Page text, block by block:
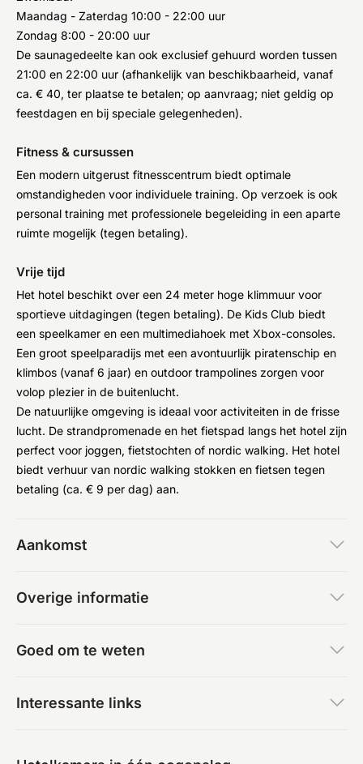
Maandag - Zaterdag 10:00 - 22:00 uur
Zondag 8:00 - 20:00 uur
De saunagedeelte kan ook exclusief gehuurd worden tussen
21:00 en 22:00 uur (afhankelijk van beschikbaarheid, vanaf
ca. € 40, ter plaatse te betalen; op aanvraag; niet geldig op
feestdagen en bij speciale gelegenheden).
Fitness & cursussen
Een modern uitgerust fitnesscentrum biedt optimale
omstandigheden voor individuele training. Op verzoek is ook
personal training met professionele begeleiding in een aparte
ruimte mogelijk (tegen betaling).
Vrije tijd
Het hotel beschikt over een 24 meter hoge klimmuur voor
sportieve uitdagingen (tegen betaling). De Kids Club biedt
een speelkamer en een multimediahoek met Xbox-consoles.
Een groot speelparadijs met een avontuurlijk piratenschip en
klimbos (vanaf 6 jaar) en outdoor trampolines zorgen voor
volop plezier in de buitenlucht.
De natuurlijke omgeving is ideaal voor activiteiten in de frisse
lucht. De strandpromenade en het fietspad langs het hotel zijn
perfect voor joggen, fietstochten of nordic walking. Het hotel
biedt verhuur van nordic walking stokken en fietsen tegen
betaling (ca. € 9 per dag) aan.
Aankomst
Overige informatie
Goed om te weten
Interessante links